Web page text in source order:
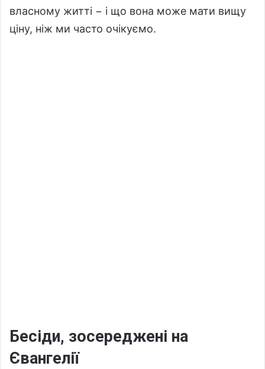
власному житті − і що вона може мати вищу
ціну, ніж ми часто очікуємо.
Бесіди, зосереджені на
Євангелії